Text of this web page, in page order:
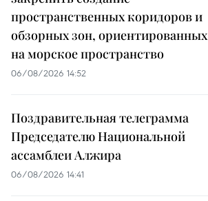
пространственных коридоров и
обзорных зон, ориентированных
на морское пространство
06/08/2026 14:52
Поздравительная телеграмма
Председателю Национальной
ассамблеи Алжира
06/08/2026 14:41